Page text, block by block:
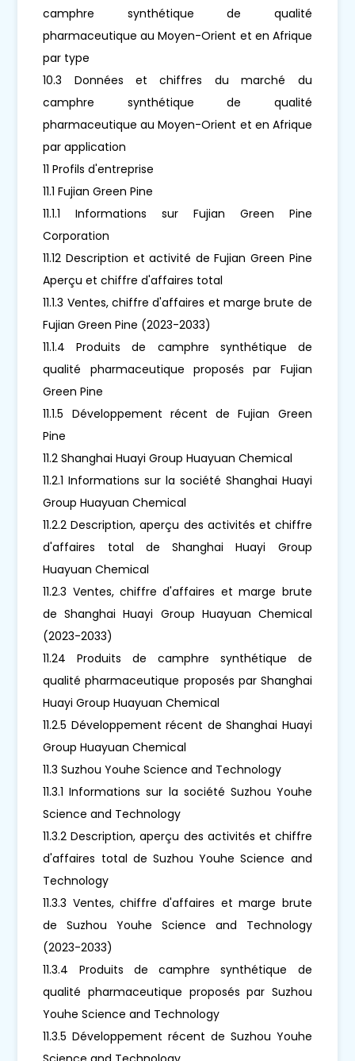
camphre synthétique de qualité
pharmaceutique au Moyen-Orient et en Afrique
par type
10.3 Données et chiffres du marché du
camphre synthétique de qualité
pharmaceutique au Moyen-Orient et en Afrique
par application
11 Profils d'entreprise
11.1 Fujian Green Pine
11.1.1 Informations sur Fujian Green Pine
Corporation
11.12 Description et activité de Fujian Green Pine
Aperçu et chiffre d'affaires total
11.1.3 Ventes, chiffre d'affaires et marge brute de
Fujian Green Pine (2023-2033)
11.1.4 Produits de camphre synthétique de
qualité pharmaceutique proposés par Fujian
Green Pine
11.1.5 Développement récent de Fujian Green
Pine
11.2 Shanghai Huayi Group Huayuan Chemical
11.2.1 Informations sur la société Shanghai Huayi
Group Huayuan Chemical
11.2.2 Description, aperçu des activités et chiffre
d'affaires total de Shanghai Huayi Group
Huayuan Chemical
11.2.3 Ventes, chiffre d'affaires et marge brute
de Shanghai Huayi Group Huayuan Chemical
(2023-2033)
11.24 Produits de camphre synthétique de
qualité pharmaceutique proposés par Shanghai
Huayi Group Huayuan Chemical
11.2.5 Développement récent de Shanghai Huayi
Group Huayuan Chemical
11.3 Suzhou Youhe Science and Technology
11.3.1 Informations sur la société Suzhou Youhe
Science and Technology
11.3.2 Description, aperçu des activités et chiffre
d'affaires total de Suzhou Youhe Science and
Technology
11.3.3 Ventes, chiffre d'affaires et marge brute
de Suzhou Youhe Science and Technology
(2023-2033)
11.3.4 Produits de camphre synthétique de
qualité pharmaceutique proposés par Suzhou
Youhe Science and Technology
11.3.5 Développement récent de Suzhou Youhe